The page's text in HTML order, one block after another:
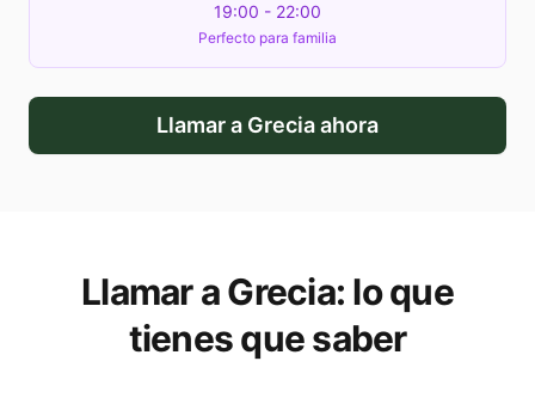
19:00 - 22:00
Perfecto para familia
Llamar a Greciaahora
Llamar aGrecia: lo que
tienes que saber